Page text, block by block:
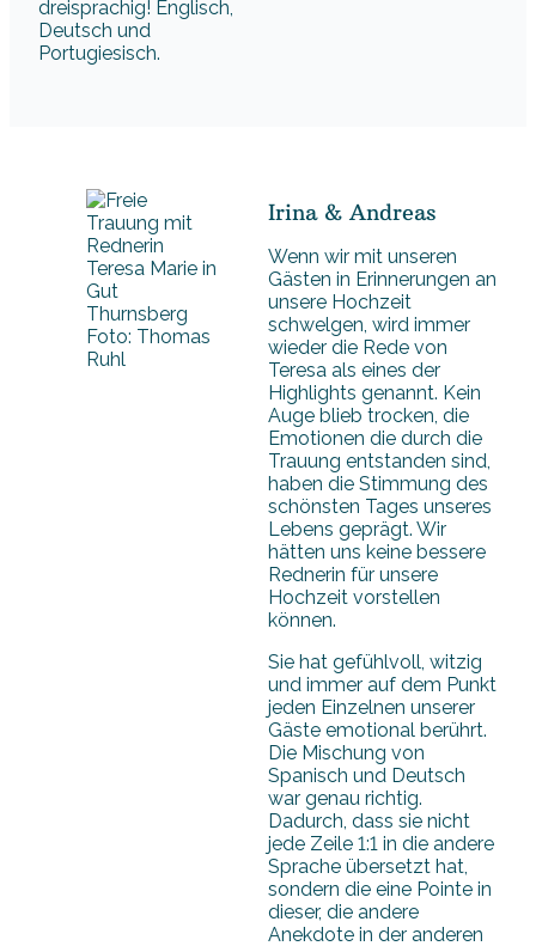
dreisprachig! Englisch,
Deutsch und
Portugiesisch.
Foto: Thomas
Ruhl
Irina & Andreas
Wenn wir mit unseren
Gästen in Erinnerungen an
unsere Hochzeit
schwelgen, wird immer
wieder die Rede von
Teresa als eines der
Highlights genannt. Kein
Auge blieb trocken, die
Emotionen die durch die
Trauung entstanden sind,
haben die Stimmung des
schönsten Tages unseres
Lebens geprägt. Wir
hätten uns keine bessere
Rednerin für unsere
Hochzeit vorstellen
können.
Sie hat gefühlvoll, witzig
und immer auf dem Punkt
jeden Einzelnen unserer
Gäste emotional berührt.
Die Mischung von
Spanisch und Deutsch
war genau richtig.
Dadurch, dass sie nicht
jede Zeile 1:1 in die andere
Sprache übersetzt hat,
sondern die eine Pointe in
dieser, die andere
Anekdote in der anderen